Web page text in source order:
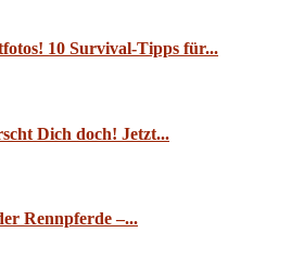
10 Survival-Tipps für...
Dich doch! Jetzt...
Rennpferde –...